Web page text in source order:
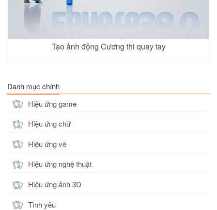
Tạo ảnh động Cương thi quay tay
Danh mục chính
Hiệu ứng game
Hiệu ứng chữ
Hiệu ứng vẽ
Hiệu ứng nghệ thuật
Hiệu ứng ảnh 3D
Tình yêu